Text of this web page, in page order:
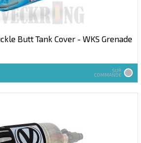
Butt Tank Cover - WKS Grenade
SUR
COMMANDE